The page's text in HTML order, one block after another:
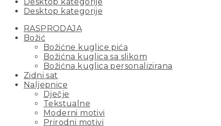
Desktop kategorije
RASPRODAJA
Božić
Božićne kuglice pića
Božićna kuglica sa slikom
Božićna kuglica personalizirana
Zidni sat
Naljepnice
Dječje
Tekstualne
Moderni motivi
Prirodni motivi